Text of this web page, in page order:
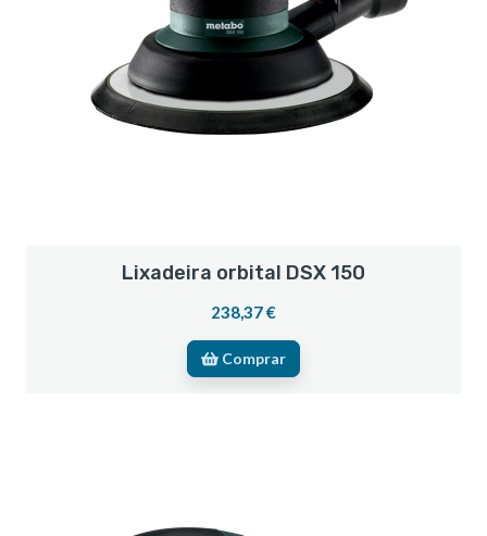
Lixadeira orbital DSX 150
238,37 €
Comprar